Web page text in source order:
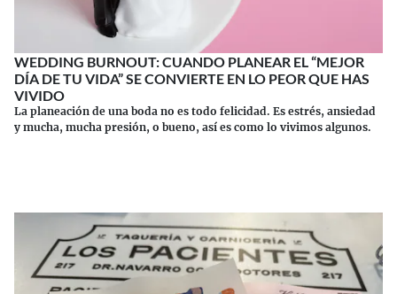
WEDDING BURNOUT: CUANDO PLANEAR EL “MEJOR
DÍA DE TU VIDA” SE CONVIERTE EN LO PEOR QUE HAS
VIVIDO
La planeación de una boda no es todo felicidad. Es estrés, ansiedad
y mucha, mucha presión, o bueno, así es como lo vivimos algunos.